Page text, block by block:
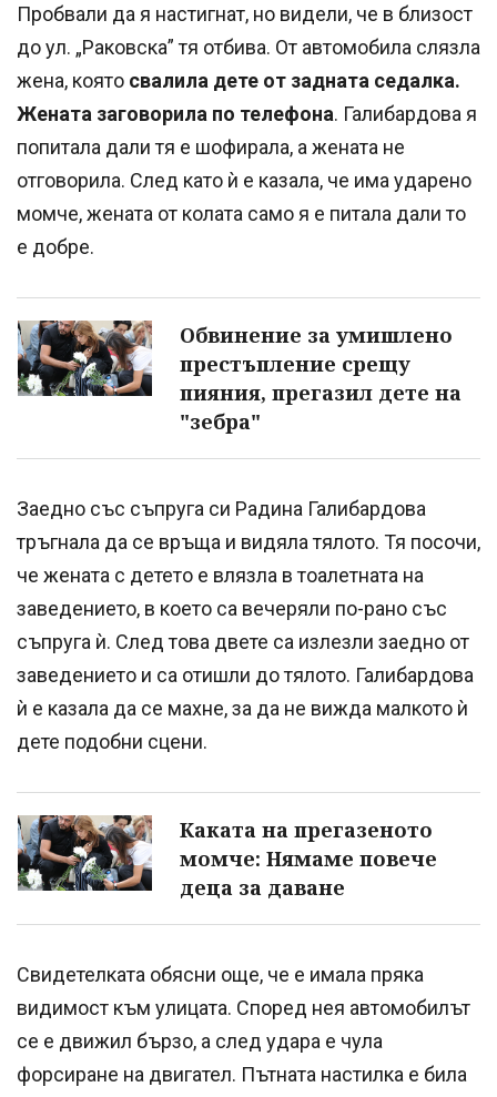
Пробвали да я настигнат, но видели, че в близост
до ул. „Раковска” тя отбива. От автомобила слязла
жена, която свалила дете от задната седалка.
Жената заговорила по телефона. Галибардова я
попитала дали тя е шофирала, а жената не
отговорила. След като ѝ е казала, че има ударено
момче, жената от колата само я е питала дали то
е добре.
Обвинение за умишлено
престъпление срещу
пияния, прегазил дете на
"зебра"
Заедно със съпруга си Радина Галибардова
тръгнала да се връща и видяла тялото. Тя посочи,
че жената с детето е влязла в тоалетната на
заведението, в което са вечеряли по-рано със
съпруга ѝ. След това двете са излезли заедно от
заведението и са отишли до тялото. Галибардова
ѝ е казала да се махне, за да не вижда малкото ѝ
дете подобни сцени.
Каката на прегазеното
момче: Нямаме повече
деца за даване
Свидетелката обясни още, че е имала пряка
видимост към улицата. Според нея автомобилът
се е движил бързо, а след удара е чула
форсиране на двигател. Пътната настилка е била